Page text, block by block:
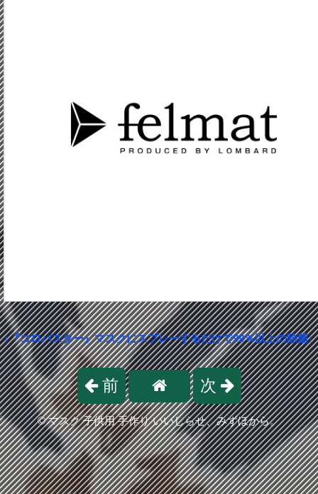
↑『コロバスター』マスクにスプレーするだけで99％以上の除菌↑
前 次
©マスク 子供用 手作り いいしらせ、みずほから。